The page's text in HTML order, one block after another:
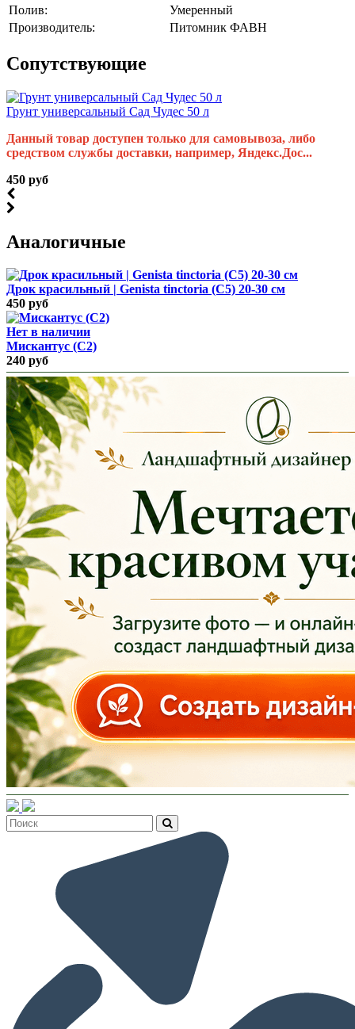
Полив:
Умеренный
Производитель:
Питомник ФАВН
Cопутствующие
Грунт универсальный Сад Чудес 50 л
Данный товар доступен только для самовывоза, либо
средством службы доставки, например, Яндекс.Дос...
450 руб
Аналогичные
Дрок красильный | Genista tinctoria (С5) 20-30 см
450 руб
Нет в наличии
Мискантус (С2)
240 руб